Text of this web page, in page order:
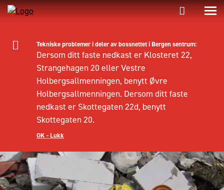
Tekniske problemer i deler av bossnettet i Bergen sentrum:
Dersom ditt faste nedkast er Klosteret 22,
Strangehagen 20 eller Vestre
Holbergsallmenningen, benytt Øvre
Holbergsallmenningen. Dersom ditt faste
nedkast er Skottegaten 22d, benytt
Skottegaten 20.
OK - Lukk